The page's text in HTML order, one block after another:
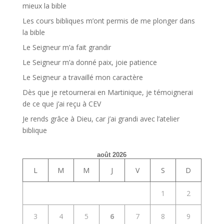
mieux la bible
Les cours bibliques m’ont permis de me plonger dans
la bible
Le Seigneur m’a fait grandir
Le Seigneur m’a donné paix, joie patience
Le Seigneur a travaillé mon caractère
Dès que je retournerai en Martinique, je témoignerai
de ce que j’ai reçu à CEV
Je rends grâce à Dieu, car j’ai grandi avec l’atelier
biblique
août 2026
L M M J V S D
1 2
3 4 5 6 7 8 9